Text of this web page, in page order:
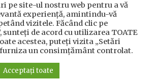
Utile
pe site-ul nostru web pentru a vă
experiență, amintindu-vă
vizitele. Făcând clic pe
sunteți de acord cu utilizarea TOATE
acestea, puteți vizita „Setări
un consimțământ controlat.
Acceptați toate